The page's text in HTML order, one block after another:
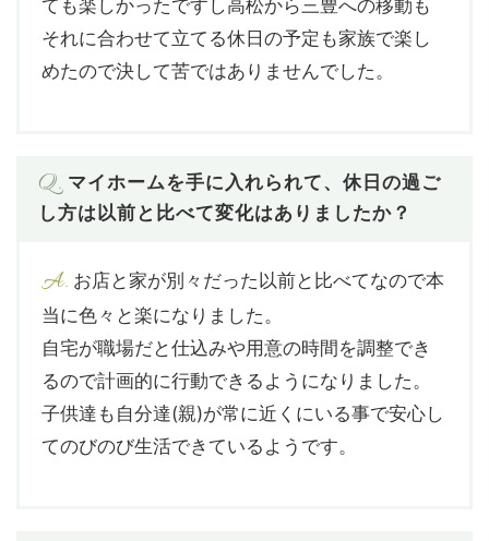
ても楽しかったですし高松から三豊への移動も
それに合わせて立てる休日の予定も家族で楽し
めたので決して苦ではありませんでした。
Q. マイホームを手に入れられて、休日の過ご
し方は以前と比べて変化はありましたか？
A. お店と家が別々だった以前と比べてなので本
当に色々と楽になりました。
自宅が職場だと仕込みや用意の時間を調整でき
るので計画的に行動できるようになりました。
子供達も自分達(親)が常に近くにいる事で安心し
てのびのび生活できているようです。